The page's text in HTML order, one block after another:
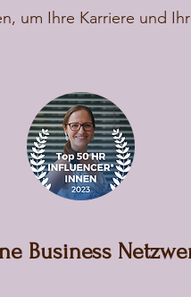
um Ihre Karriere und
Business